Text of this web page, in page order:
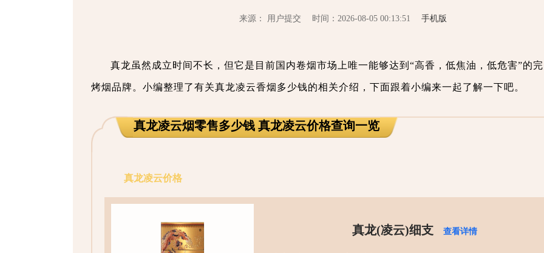
来源： 用户提交 时间：2026-08-05 00:13:51 手机版
真龙虽然成立时间不长，但它是目前国内卷烟市场上唯一能够达到“高香，低焦油，低危害”的
烤烟品牌。小编整理了有关真龙凌云香烟多少钱的相关介绍，下面跟着小编来一起了解一下吧。
真龙凌云烟零售多少钱 真龙凌云价格查询一览
真龙凌云价格
真龙(凌云)细支 查看详情